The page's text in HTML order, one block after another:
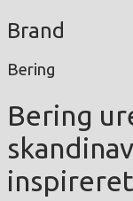
Brand
Bering
Bering